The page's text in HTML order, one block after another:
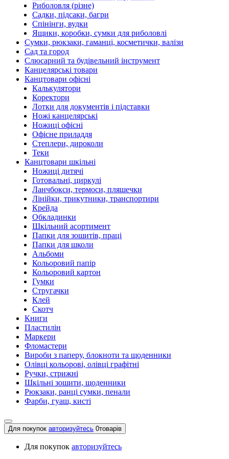
Риболовля (різне)
Садки, підсаки, багри
Спінінги, вудки
Ящики, коробки, сумки для риболовлі
Сумки, рюкзаки, гаманці, косметички, валізи
Сад та город
Слюсарний та будівельний інструмент
Канцелярські товари
Канцтовари офісні
Калькулятори
Коректори
Лотки для документів і підставки
Ножі канцелярські
Ножиці офісні
Офісне приладдя
Степлери, дироколи
Теки
Канцтовари шкільні
Ножиці дитячі
Готовальні, циркулі
Ланчбокси, термоси, пляшечки
Лінійки, трикутники, транспортири
Крейда
Обкладинки
Шкільний асортимент
Папки для зошитів, праці
Папки для школи
Альбоми
Кольоровий папір
Кольоровий картон
Гумки
Стругачки
Клей
Скотч
Книги
Пластилін
Маркери
Фломастери
Вироби з паперу, блокноти та щоденники
Олівці кольорові, олівці графітні
Ручки, стрижні
Шкільні зошити, щоденники
Рюкзаки, ранці сумки, пенали
Фарби, гуаш, кисті
Для покупок авторизуйтесь 0товарів
Для покупок авторизуйтесь